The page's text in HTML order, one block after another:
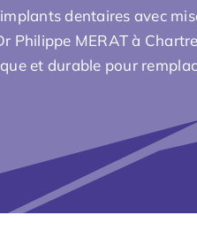
dentaires avec
Philippe MERAT à
et durable pour